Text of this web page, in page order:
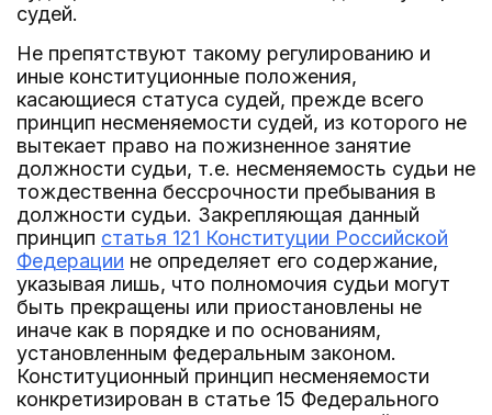
судей.
Не препятствуют такому регулированию и
иные конституционные положения,
касающиеся статуса судей, прежде всего
принцип несменяемости судей, из которого не
вытекает право на пожизненное занятие
должности судьи, т.е. несменяемость судьи не
тождественна бессрочности пребывания в
должности судьи. Закрепляющая данный
принцип статья 121 Конституции Российской
Федерации не определяет его содержание,
указывая лишь, что полномочия судьи могут
быть прекращены или приостановлены не
иначе как в порядке и по основаниям,
установленным федеральным законом.
Конституционный принцип несменяемости
конкретизирован в статье 15 Федерального